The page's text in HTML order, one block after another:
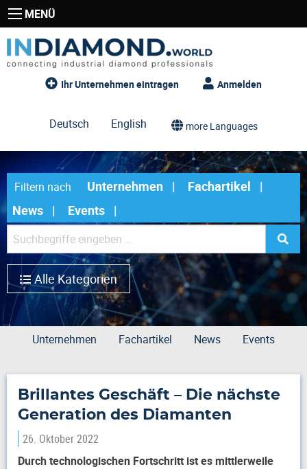
MENÜ
Ihr Unternehmen eintragen Anmelden
Deutsch English more Languages
Filtern nach Unternehmen
Fachartikel
News
Events
Alle Kategorien
Unternehmen Fachartikel News Events
Brillantes Geschäft – Die nächste
Generation des Diamanten
26. Oktober 2022
Durch technologischen Fortschritt ist es mittlerweile